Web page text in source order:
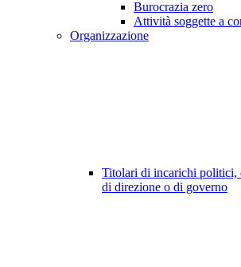
Burocrazia zero
Attività soggette a
Organizzazione
Titolari di incarichi politici,
di direzione o di governo